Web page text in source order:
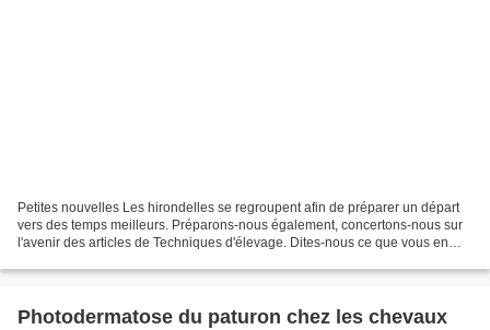
Petites nouvelles Les hirondelles se regroupent afin de préparer un départ
vers des temps meilleurs. Préparons-nous également, concertons-nous sur
l'avenir des articles de Techniques d'élevage. Dites-nous ce que vous en
Photodermatose du paturon chez les chevaux